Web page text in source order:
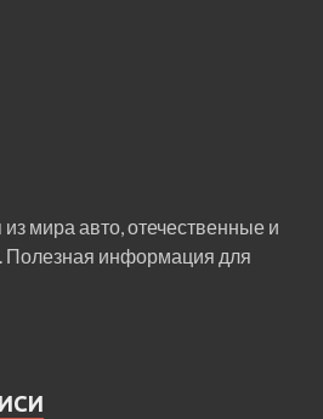
мира авто, отечественные и
Полезная информация для